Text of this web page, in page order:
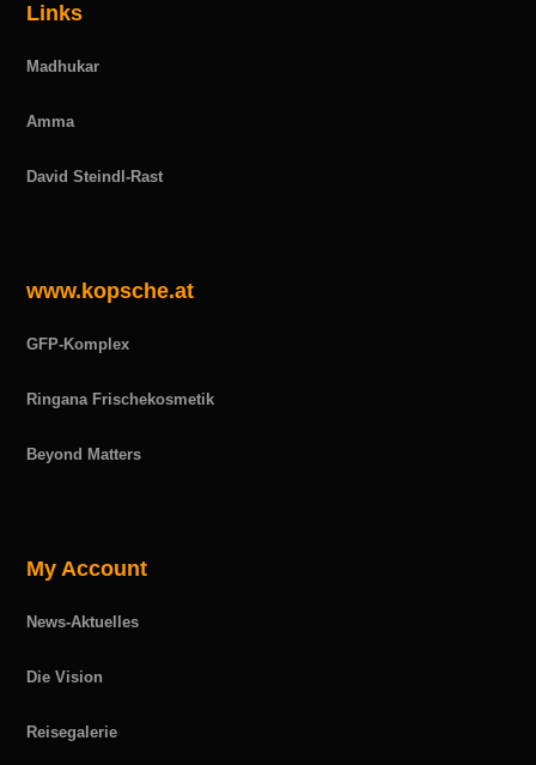
Links
Madhukar
Amma
David Steindl-Rast
www.kopsche.at
GFP-Komplex
Ringana Frischekosmetik
Beyond Matters
My Account
News-Aktuelles
Die Vision
Reisegalerie